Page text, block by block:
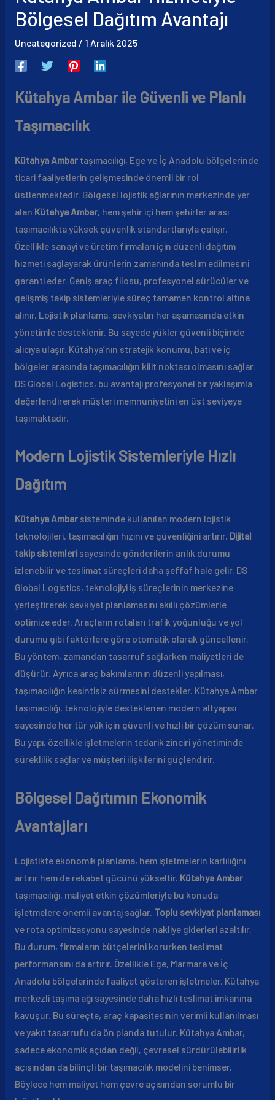
Bölgesel Dağıtım Avantajı
Uncategorized / 1 Aralık 2025
Kütahya Ambar ile Güvenli ve Planlı
Taşımacılık
Kütahya Ambartaşımacılığı, Ege ve İç Anadolu bölgelerinde
ticari faaliyetlerin gelişmesinde önemli bir rol
üstlenmektedir. Bölgesel lojistik ağlarının merkezinde yer
alan Kütahya Ambar, hem şehir içi hem şehirler arası
taşımacılıkta yüksek güvenlik standartlarıyla çalışır.
Özellikle sanayi ve üretim firmaları için düzenli dağıtım
hizmeti sağlayarak ürünlerin zamanında teslim edilmesini
garanti eder. Geniş araç filosu, profesyonel sürücüler ve
gelişmiş takip sistemleriyle süreç tamamen kontrol altına
alınır. Lojistik planlama, sevkiyatın her aşamasında etkin
yönetimle desteklenir. Bu sayede yükler güvenli biçimde
alıcıya ulaşır. Kütahya’nın stratejik konumu, batı ve iç
bölgeler arasında taşımacılığın kilit noktası olmasını sağlar.
DS Global Logistics, bu avantajı profesyonel bir yaklaşımla
değerlendirerek müşteri memnuniyetini en üst seviyeye
taşımaktadır.
Modern Lojistik Sistemleriyle Hızlı
Dağıtım
Kütahya Ambarsisteminde kullanılan modern lojistik
teknolojileri, taşımacılığın hızını ve güvenliğini artırır. Dijital
takip sistemlerisayesinde gönderilerin anlık durumu
izlenebilir ve teslimat süreçleri daha şeffaf hale gelir. DS
Global Logistics, teknolojiyi iş süreçlerinin merkezine
yerleştirerek sevkiyat planlamasını akıllı çözümlerle
optimize eder. Araçların rotaları trafik yoğunluğu ve yol
durumu gibi faktörlere göre otomatik olarak güncellenir.
Bu yöntem, zamandan tasarruf sağlarken maliyetleri de
düşürür. Ayrıca araç bakımlarının düzenli yapılması,
taşımacılığın kesintisiz sürmesini destekler. Kütahya Ambar
taşımacılığı, teknolojiyle desteklenen modern altyapısı
sayesinde her tür yük için güvenli ve hızlı bir çözüm sunar.
Bu yapı, özellikle işletmelerin tedarik zinciri yönetiminde
süreklilik sağlar ve müşteri ilişkilerini güçlendirir.
Bölgesel Dağıtımın Ekonomik
Avantajları
Lojistikte ekonomik planlama, hem işletmelerin karlılığını
artırır hem de rekabet gücünü yükseltir. Kütahya Ambar
taşımacılığı, maliyet etkin çözümleriyle bu konuda
işletmelere önemli avantaj sağlar. Toplu sevkiyat planlaması
ve rota optimizasyonu sayesinde nakliye giderleri azaltılır.
Bu durum, firmaların bütçelerini korurken teslimat
performansını da artırır. Özellikle Ege, Marmara ve İç
Anadolu bölgelerinde faaliyet gösteren işletmeler, Kütahya
merkezli taşıma ağı sayesinde daha hızlı teslimat imkanına
kavuşur. Bu süreçte, araç kapasitesinin verimli kullanılması
ve yakıt tasarrufu da ön planda tutulur. Kütahya Ambar,
sadece ekonomik açıdan değil, çevresel sürdürülebilirlik
açısından da bilinçli bir taşımacılık modelini benimser.
Böylece hem maliyet hem çevre açısından sorumlu bir